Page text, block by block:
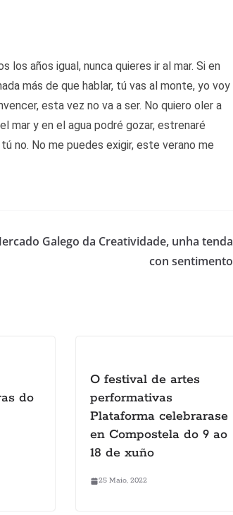
los años igual, nunca quieres ir al mar. Si en
más de que hablar, tú vas al monte, yo voy
esta vez no va a ser. No quiero oler a
mar y en el agua podré gozar, estrenaré
no. No me puedes exigir, este verano me
Galego da Creatividade, unha tenda
con sentimento
do
O festival de artes
performativas
Plataforma celebrarase
en Compostela do 9 ao
18 de xuño
25 Maio, 2022